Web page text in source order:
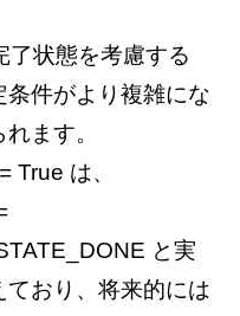
了状態を考慮する
件がより複雑にな
ます。
True は、
と実
おり、将来的には